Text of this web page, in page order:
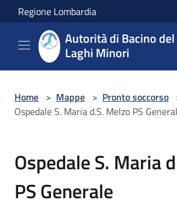
Salta al contenuto principale
Regione Lombardia
Autorità di Bacino
Laghi Minori
Home > Mappe > Pronto soccorso
Ospedale S. Maria d.S. Melzo PS
Ospedale S. Maria
PS Generale